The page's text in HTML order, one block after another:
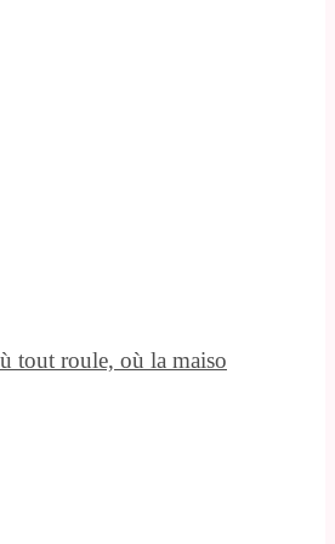
tout roule, où la maiso